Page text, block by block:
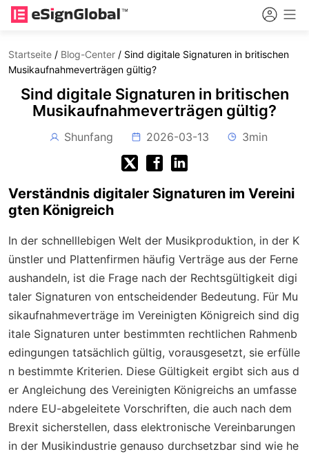
Startseite / Blog-Center / Sind digitale Signaturen in britischen
Musikaufnahmeverträgen gültig?
Sind digitale Signaturen in britischen
Musikaufnahmeverträgen gültig?
Shunfang 2026-03-13 3min
Verständnis digitaler Signaturen im Vereini
gten Königreich
In der schnelllebigen Welt der Musikproduktion, in der K
ünstler und Plattenfirmen häufig Verträge aus der Ferne
aushandeln, ist die Frage nach der Rechtsgültigkeit digi
taler Signaturen von entscheidender Bedeutung. Für Mu
sikaufnahmeverträge im Vereinigten Königreich sind dig
itale Signaturen unter bestimmten rechtlichen Rahmenb
edingungen tatsächlich gültig, vorausgesetzt, sie erfülle
n bestimmte Kriterien. Diese Gültigkeit ergibt sich aus d
er Angleichung des Vereinigten Königreichs an umfasse
ndere EU-abgeleitete Vorschriften, die auch nach dem
Brexit sicherstellen, dass elektronische Vereinbarungen
in der Musikindustrie genauso durchsetzbar sind wie he